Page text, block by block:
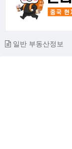
일반 부동산정보